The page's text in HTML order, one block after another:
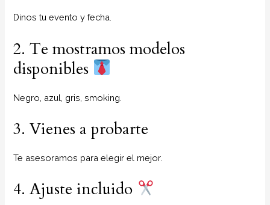
Dinos tu evento y fecha.
2. Te mostramos modelos
disponibles
Negro, azul, gris, smoking.
3. Vienes a probarte
Te asesoramos para elegir el mejor.
4. Ajuste incluido